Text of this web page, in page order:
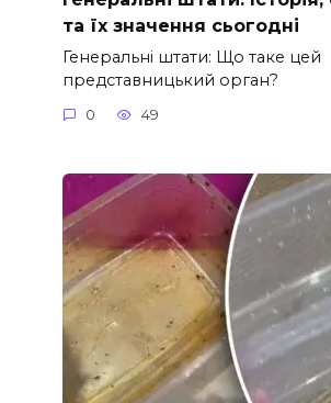
та їх значення сьогодні
Генеральні штати: Що таке цей
представницький орган?
0 49